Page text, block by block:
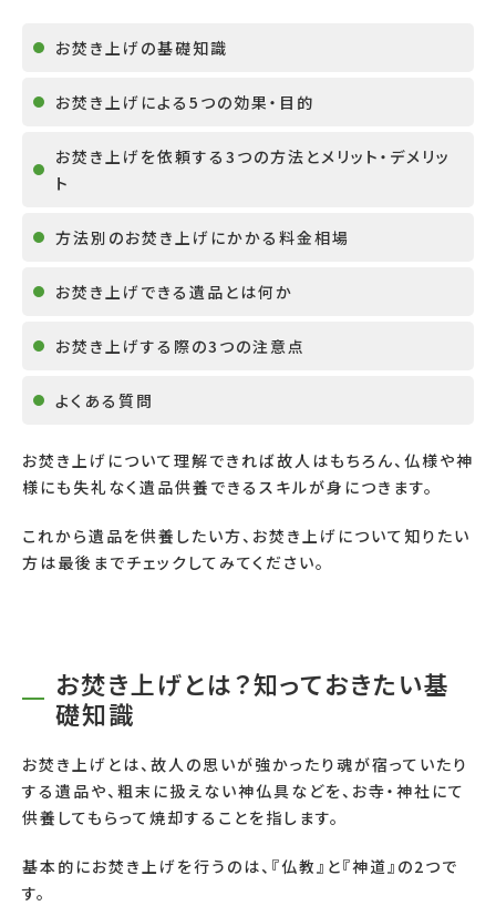
お焚き上げの基礎知識
お焚き上げによる5つの効果・目的
お焚き上げを依頼する3つの方法とメリット・デメリッ
ト
方法別のお焚き上げにかかる料金相場
お焚き上げできる遺品とは何か
お焚き上げする際の3つの注意点
よくある質問
お焚き上げについて理解できれば故人はもちろん、仏様や神
様にも失礼なく遺品供養できるスキルが身につきます。
これから遺品を供養したい方、お焚き上げについて知りたい
方は最後までチェックしてみてください。
お焚き上げとは？知っておきたい基
礎知識
お焚き上げとは、故人の思いが強かったり魂が宿っていたり
する遺品や、粗末に扱えない神仏具などを、お寺・神社にて
供養してもらって焼却することを指します。
基本的にお焚き上げを行うのは、『仏教』と『神道』の2つで
す。